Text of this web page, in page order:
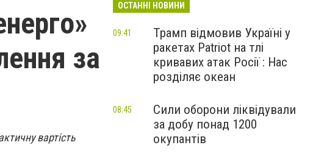
за
вартість
ОСТАННІ НОВИНИ
Трамп відмовив Україні у
ракетах Patriot на тлі
кривавих атак Росії : Нас
розділяє океан
09:41
Сили оборони ліквідували
за добу понад 1200
окупантів
08:45